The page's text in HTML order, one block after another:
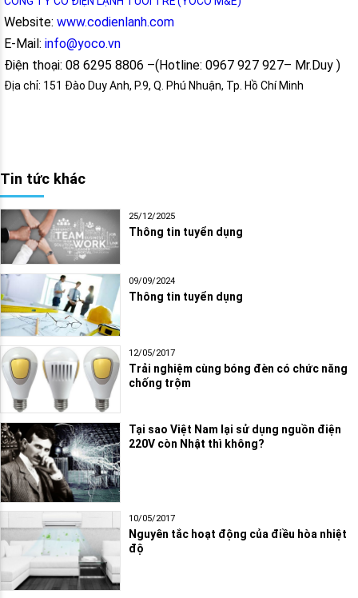
Website: www.codienlanh.com
E-Mail: info@yoco.vn
Điện thoại: 08 6295 8806 –(Hotline: 0967 927 927– Mr.Duy )
Địa chỉ: 151 Đào Duy Anh, P.9, Q. Phú Nhuận, Tp. Hồ Chí Minh
Tin tức khác
25/12/2025
Thông tin tuyển dụng
09/09/2024
Thông tin tuyển dụng
12/05/2017
Trải nghiệm cùng bóng đèn có chức năng
chống trộm
Tại sao Việt Nam lại sử dụng nguồn điện
220V còn Nhật thì không?
10/05/2017
Nguyên tắc hoạt động của điều hòa nhiệt
độ